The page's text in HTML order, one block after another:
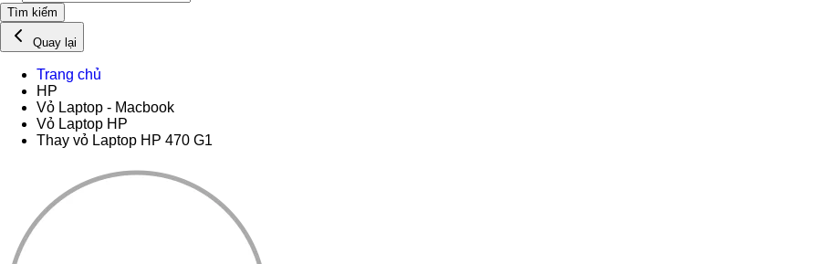
Tìm kiếm
Quay lại
Trang chủ
HP
Vỏ Laptop - Macbook
Vỏ Laptop HP
Thay vỏ Laptop HP 470 G1